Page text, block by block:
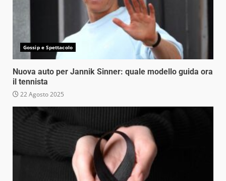
Gossip e Spettacolo
Nuova auto per Jannik Sinner: quale modello guida ora
il tennista
22 Agosto 2025